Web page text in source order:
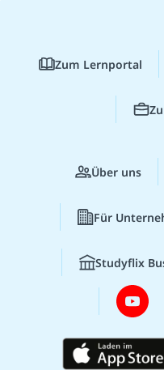
Zum Lernportal
Über uns
Für
Studyflix